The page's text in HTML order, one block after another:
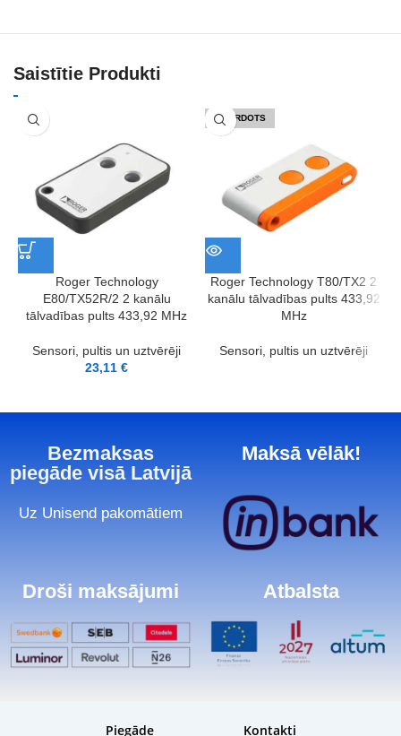
Saistītie Produkti
Roger Technology
E80/TX52R/2 2 kanālu
tālvadības pults 433,92 MHz
Sensori, pultis un uztvērēji
23,11€
IZPĀRDOTS
Roger Technology T80/TX2 2
kanālu tālvadības pults 433,92
MHz
Sensori, pultis un uztvērēji
Bezmaksas
piegāde visā Latvijā
Uz Unisend pakomātiem
Maksā vēlāk!
Droši maksājumi Atbalsta
Piegāde Kontakti